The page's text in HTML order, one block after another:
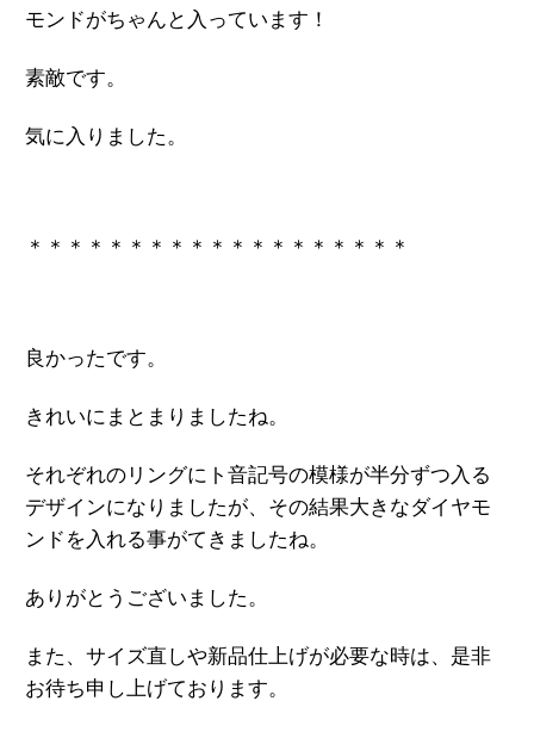
モンドがちゃんと入っています！
素敵です。
気に入りました。
＊＊＊＊＊＊＊＊＊＊＊＊＊＊＊＊＊＊＊
良かったです。
きれいにまとまりましたね。
それぞれのリングにト音記号の模様が半分ずつ入る
デザインになりましたが、その結果大きなダイヤモ
ンドを入れる事がてきましたね。
ありがとうございました。
また、サイズ直しや新品仕上げが必要な時は、是非
お待ち申し上げております。